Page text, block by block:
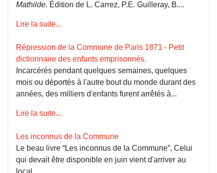
Mathilde. Édition de L. Carrez, P.E. Guilleray, B....
Lire la suite...
Répression de la Commune de Paris 1871 - Petit
dictionnaire des enfants emprisonnés.
Incarcérés pendant quelques semaines, quelques
mois ou déportés à l'autre bout du monde durant des
années, des milliers d'enfants furent arrêtés à...
Lire la suite...
Les inconnus de la Commune
Le beau livre “Les inconnus de la Commune”, Celui
qui devait être disponible en juin vient d'arriver au